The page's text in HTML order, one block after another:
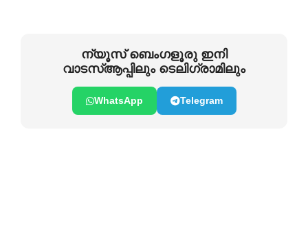
ന്യൂസ് ബെംഗളൂരു ഇനി
വാടസ്ആപ്പിലും ടെലിഗ്രാമിലും
WhatsApp Telegram